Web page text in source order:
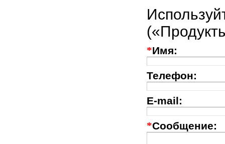
*Имя:
Телефон:
E-mail:
*Сообщение: